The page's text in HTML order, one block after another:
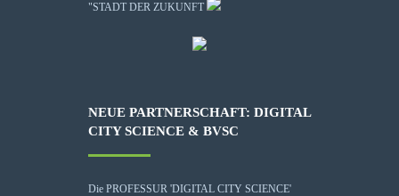
"STADT DER ZUKUNFT
NEUE PARTNERSCHAFT: DIGITAL
CITY SCIENCE & BVSC
Die PROFESSUR 'DIGITAL CITY SCIENCE'